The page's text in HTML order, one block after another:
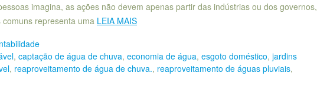
imagina, as ações não devem apenas partir das indústrias ou dos governos,
representa uma LEIA MAIS
, captação de água de chuva, economia de água, esgoto doméstico, jardins
, reaproveitamento de água de chuva., reaproveitamento de águas pluviais,